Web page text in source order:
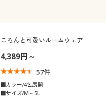
ころんと可愛いルームウェア
4,389円～
57件
■カラー/4色展開
■サイズ/M～5L